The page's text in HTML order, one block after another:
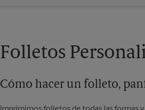
Folletos
Cómo hacer un folleto,